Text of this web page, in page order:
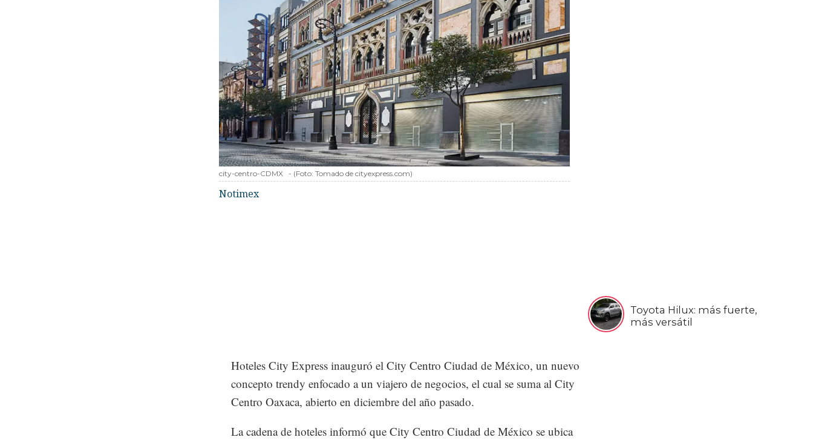
Toyota Hilux: más fuerte,
más versátil
city-centro-CDMX - (Foto: Tomado de cityexpress.com)
Notimex
Hoteles City Express inauguró el City Centro Ciudad de México, un nuevo
concepto trendy enfocado a un viajero de negocios, el cual se suma al City
Centro Oaxaca, abierto en diciembre del año pasado.
La cadena de hoteles informó que City Centro Ciudad de México se ubica